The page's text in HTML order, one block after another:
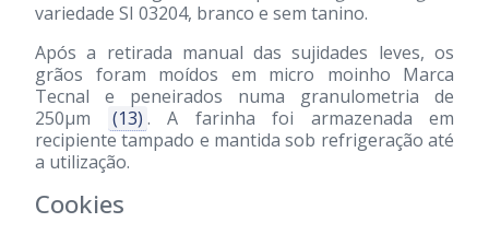
variedade SI 03204, branco e sem tanino.
Após a retirada manual das sujidades leves, os
grãos foram moídos em micro moinho Marca
Tecnal e peneirados numa granulometria de
250μm
(13) . A farinha foi armazenada em
recipiente tampado e mantida sob refrigeração até
a utilização.
Cookies